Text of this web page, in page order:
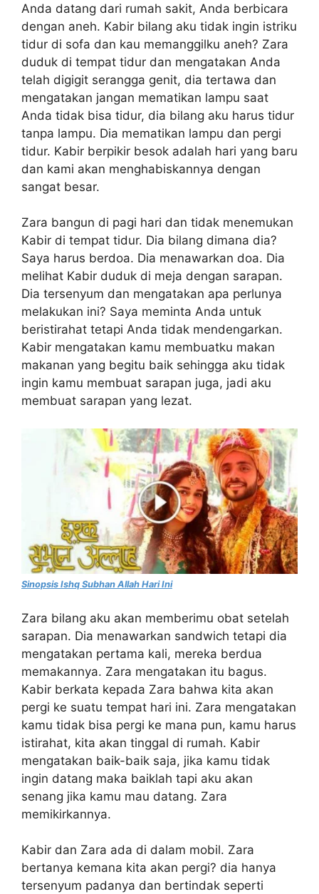
Anda datang dari rumah sakit, Anda berbicara
dengan aneh. Kabir bilang aku tidak ingin istriku
tidur di sofa dan kau memanggilku aneh? Zara
duduk di tempat tidur dan mengatakan Anda
telah digigit serangga genit, dia tertawa dan
mengatakan jangan mematikan lampu saat
Anda tidak bisa tidur, dia bilang aku harus tidur
tanpa lampu. Dia mematikan lampu dan pergi
tidur. Kabir berpikir besok adalah hari yang baru
dan kami akan menghabiskannya dengan
sangat besar.
Zara bangun di pagi hari dan tidak menemukan
Kabir di tempat tidur. Dia bilang dimana dia?
Saya harus berdoa. Dia menawarkan doa. Dia
melihat Kabir duduk di meja dengan sarapan.
Dia tersenyum dan mengatakan apa perlunya
melakukan ini? Saya meminta Anda untuk
beristirahat tetapi Anda tidak mendengarkan.
Kabir mengatakan kamu membuatku makan
makanan yang begitu baik sehingga aku tidak
ingin kamu membuat sarapan juga, jadi aku
membuat sarapan yang lezat.
Sinopsis Ishq Subhan Allah Hari Ini
Zara bilang aku akan memberimu obat setelah
sarapan. Dia menawarkan sandwich tetapi dia
mengatakan pertama kali, mereka berdua
memakannya. Zara mengatakan itu bagus.
Kabir berkata kepada Zara bahwa kita akan
pergi ke suatu tempat hari ini. Zara mengatakan
kamu tidak bisa pergi ke mana pun, kamu harus
istirahat, kita akan tinggal di rumah. Kabir
mengatakan baik-baik saja, jika kamu tidak
ingin datang maka baiklah tapi aku akan
senang jika kamu mau datang. Zara
memikirkannya.
Kabir dan Zara ada di dalam mobil. Zara
bertanya kemana kita akan pergi? dia hanya
tersenyum padanya dan bertindak seperti